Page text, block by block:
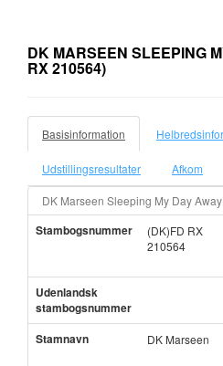
DK MARSEEN SLEEPING
RX 210564)
Basisinformation
Udstillingsresultater Afkom
DK Marseen Sleeping My Day Away
Stambogsnummer
(DK)FD RX
210564
Udenlandsk
stambogsnummer
Stamnavn
DK Marseen